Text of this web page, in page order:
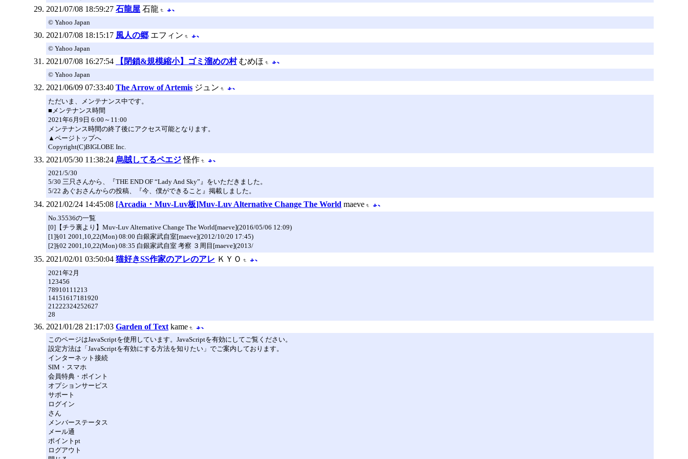
2021/07/08 18:59:27 石龍屋 石龍
© Yahoo Japan
2021/07/08 18:15:17 風人の郷 エフィン
© Yahoo Japan
2021/07/08 16:27:54 【閉鎖&規模縮小】ゴミ溜めの村 むめほ
© Yahoo Japan
2021/06/09 07:33:40 The Arrow of Artemis ジュン
ただいま、メンテナンス中です。
■メンテナンス時間
2021年6月9日 6:00～11:00
メンテナンス時間の終了後にアクセス可能となります。
▲ページトップへ
Copyright(C)BIGLOBE Inc.
2021/05/30 11:38:24 烏賊してるペエジ 怪作
2021/5/30
5/30 三只さんから、『THE END OF “Lady And Sky”』をいただきました。
5/22 あぐおさんからの投稿、『今、僕ができること』掲載しました。
2021/02/24 14:45:08 [Arcadia・Muv-Luv板]Muv-Luv Alternative Change The World maeve
No.35536の一覧
[0]【チラ裏より】Muv-Luv Alternative Change The World[maeve](2016/05/06 12:09)
[1]§01 2001,10,22(Mon) 08:00 白銀家武自室[maeve](2012/10/20 17:45)
[2]§02 2001,10,22(Mon) 08:35 白銀家武自室 考察 ３周目[maeve](2013/
2021/02/01 03:50:04 猫好きSS作家のアレのアレ ＫＹＯ
2021年2月
123456
78910111213
14151617181920
21222324252627
28
2021/01/28 21:17:03 Garden of Text kame
このページはJavaScriptを使用しています。JavaScriptを有効にしてご覧ください。
設定方法は「JavaScriptを有効にする方法を知りたい」でご案内しております。
インターネット接続
SIM・スマホ
会員特典・ポイント
オプションサービス
サポート
ログイン
さん
メンバーステータス
メール通
ポイントpt
ログアウト